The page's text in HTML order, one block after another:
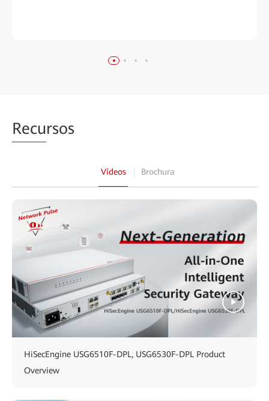
Recursos
Vídeos Brochura
HiSecEngine USG6510F-DPL, USG6530F-DPL Product
Overview